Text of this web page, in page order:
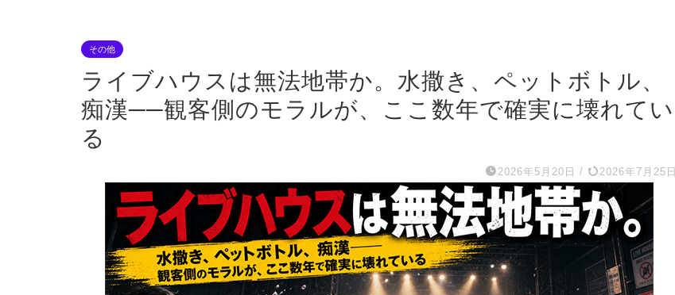
その他
ライブハウスは無法地帯か。水撒き、ペットボトル、
痴漢──観客側のモラルが、ここ数年で確実に壊れてい
る
2026年5月20日 / 2026年7月25日